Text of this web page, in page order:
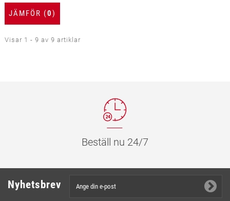
JÄMFÖR (0)
Visar 1 - 9 av 9 artiklar
Beställ nu 24/7
Nyhetsbrev